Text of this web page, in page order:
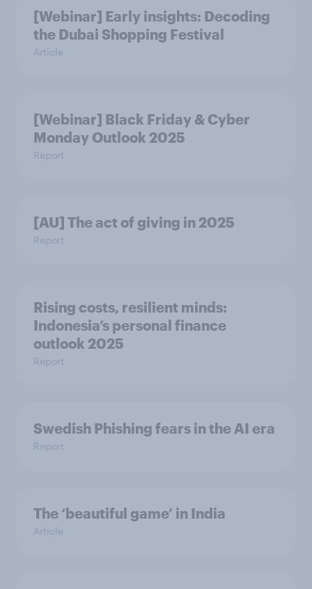
[Webinar] Early insights: Decoding
the Dubai Shopping Festival
Article
[Webinar] Black Friday & Cyber
Monday Outlook 2025
Report
[AU] The act of giving in 2025
Report
Rising costs, resilient minds:
Indonesia’s personal finance
outlook 2025
Report
Swedish Phishing fears in the AI era
Report
The ‘beautiful game’ in India
Article